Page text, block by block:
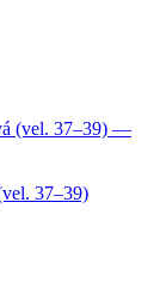
37–39)